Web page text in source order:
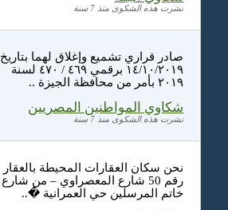
نشرت هذه الشكوى منذ 7 سنة
صادر قراري تشميع وإغلاق لهما بتاريخ
١٤/١٠/٢٠١٩ برقمي ٤٦٩ / ٤٧٠ لسنة
٢٠١٩ بأمر من محافظة الجيزة ..
شكاوي المواطنين المصريين
نشرت هذه الشكوى منذ 7 سنة
نحن سكان العقارات المحيطة بالعقار
رقم 50 شارع المعصراوي – من شارع
خاتم المرسلين حي العمرانية �..